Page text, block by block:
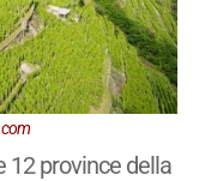
12 province della